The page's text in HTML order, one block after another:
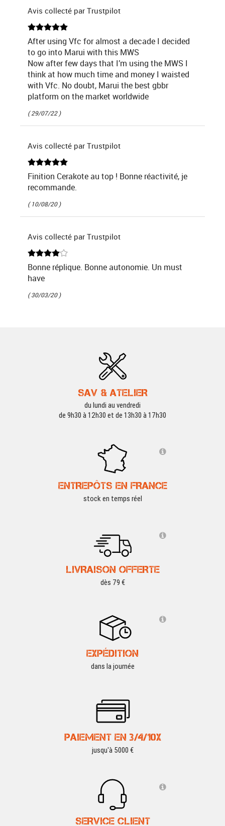
Avis collecté par Trustpilot
After using Vfc for almost a decade I decided
to go into Marui with this MWS
Now after few days that I’m using the MWS I
think at how much time and money I waisted
with Vfc. No doubt, Marui the best gbbr
platform on the market worldwide
( 29/07/22 )
Avis collecté par Trustpilot
Finition Cerakote au top ! Bonne réactivité, je
recommande.
( 10/08/20 )
Avis collecté par Trustpilot
Bonne réplique. Bonne autonomie. Un must
have
( 30/03/20 )
SAV & ATELIER
du lundi au vendredi
de 9h30 à 12h30 et de 13h30 à 17h30
ENTREPÔTS EN FRANCE
stock en temps réel
LIVRAISON OFFERTE
dès 79 €
EXPÉDITION
dans la journée
PAIEMENT EN 3/4/10X
jusqu'à 5000 €
SERVICE CLIENT